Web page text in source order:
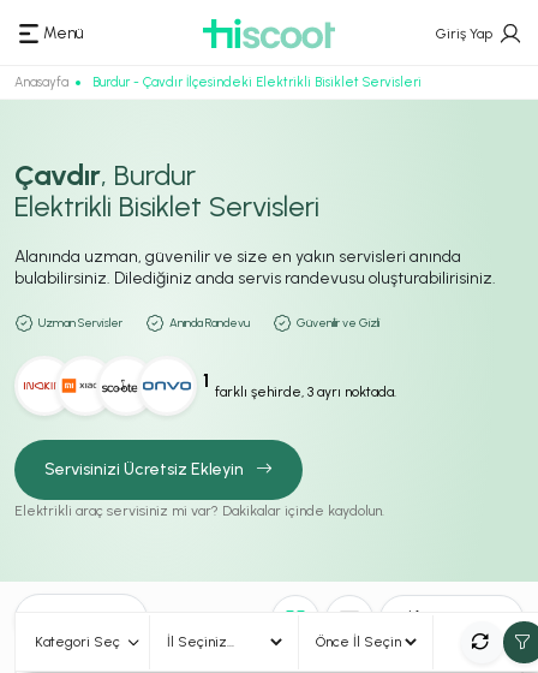
Menü Giriş Yap
Anasayfa Burdur - Çavdır İlçesindeki Elektrikli Bisiklet Servisleri
Çavdır, Burdur
Elektrikli Bisiklet Servisleri
Alanında uzman, güvenilir ve size en yakın servisleri anında
bulabilirsiniz. Dilediğiniz anda servis randevusu oluşturabilirisiniz.
Uzman Servisler Anında Randevu Güvenilir ve Gizli
1 farklı şehirde, 3 ayrı noktada.
Servisinizi Ücretsiz Ekleyin
Elektrikli araç servisiniz mi var? Dakikalar içinde kaydolun.
Kategori Seç